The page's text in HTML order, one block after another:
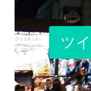
ツ